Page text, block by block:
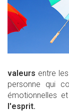
valeurs entre
personne qui
émotionnelles
l'esprit.